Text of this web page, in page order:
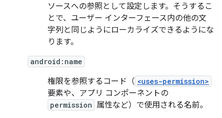
ソースへの参照として設定します。そうするこ
とで、ユーザー インターフェース内の他の文
字列と同じようにローカライズできるようにな
ります。
android:name
権限を参照するコード（ <uses-permission>
要素や、アプリ コンポーネントの
permission 属性など）で使用される名前。